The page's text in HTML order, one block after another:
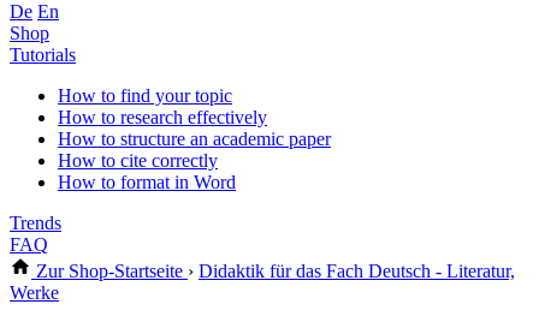
De En
Shop
Tutorials
How to find your topic
How to research effectively
How to structure an academic paper
How to cite correctly
How to format in Word
Trends
FAQ
Zur Shop-Startseite › Didaktik für das Fach Deutsch - Literatur,
Werke